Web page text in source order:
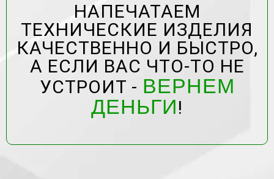
НАПЕЧАТАЕМ
ТЕХНИЧЕСКИЕ ИЗДЕЛИЯ
КАЧЕСТВЕННО И БЫСТРО,
А ЕСЛИ ВАС ЧТО-ТО НЕ
УСТРОИТ - ВЕРНЕМ
ДЕНЬГИ!